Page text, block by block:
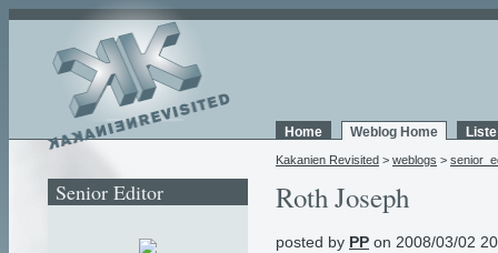
Home Weblog Home
Kakanien Revisited > weblogs >
Roth Joseph
posted by PP on 2008/03/02
Senior Editor